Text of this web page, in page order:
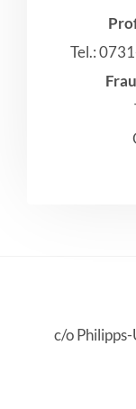
Tel.:
c/o